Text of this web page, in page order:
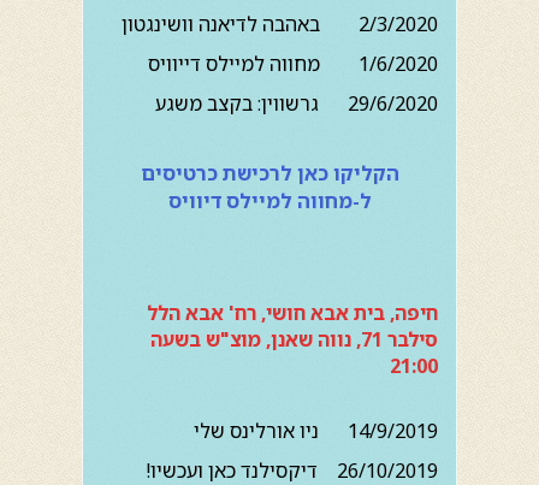
2/3/2020 באהבה לדיאנה וושינגטון
1/6/2020 מחווה למיילס דייוויס
29/6/2020 גרשווין: בקצב משגע
הקליקו כאן לרכישת כרטיסים
ל-מחווה למיילס דיוויס
חיפה, בית אבא חושי, רח' אבא הלל
סילבר 71, נווה שאנן, מוצ"ש בשעה
21:00
14/9/2019 ניו אורלינס שלי
26/10/2019 דיקסילנד כאן ועכשיו!